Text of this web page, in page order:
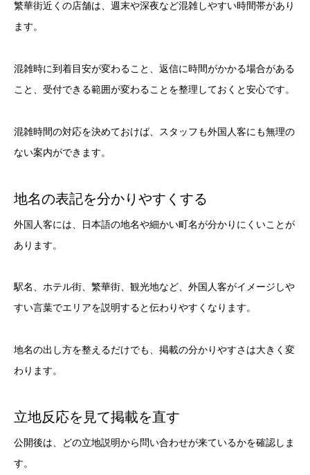
繁華街近くの店舗は、週末や深夜など混雑しやすい時間帯があり
ます。
混雑時に到着目安が変わること、返信に時間がかかる場合がある
こと、受付できる範囲が変わることを整理しておくと安心です。
混雑時間の対応を決めておけば、スタッフも外国人客にも無理の
ない案内ができます。
地名の表記を分かりやすくする
外国人客には、日本語の地名や細かい町名が分かりにくいことが
あります。
駅名、ホテル街、繁華街、観光地など、外国人客がイメージしや
すい言葉でエリアを説明すると伝わりやすくなります。
地名の出し方を整えるだけでも、掲載の分かりやすさは大きく変
わります。
立地反応を見て掲載を直す
公開後は、どの立地説明から問い合わせが来ているかを確認しま
す。